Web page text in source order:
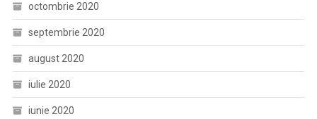
octombrie 2020
septembrie 2020
august 2020
iulie 2020
iunie 2020